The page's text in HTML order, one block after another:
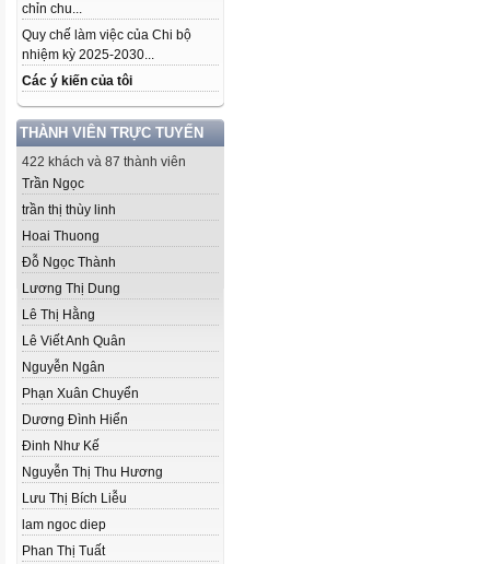
chỉn chu...
Quy chế làm việc của Chi bộ
nhiệm kỳ 2025-2030...
Các ý kiến của tôi
THÀNH VIÊN TRỰC TUYẾN
422 khách và 87 thành viên
Trần Ngọc
trần thị thùy linh
Hoai Thuong
Đỗ Ngọc Thành
Lương Thị Dung
Lê Thị Hằng
Lê Viết Anh Quân
Nguyễn Ngân
Phạn Xuân Chuyển
Dương Đình Hiển
Đinh Như Kế
Nguyễn Thị Thu Hương
Lưu Thị Bích Liễu
lam ngoc diep
Phan Thị Tuất